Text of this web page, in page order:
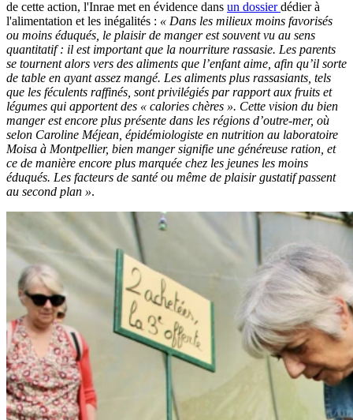
de cette action, l'Inrae met en évidence dans un dossierdédier à
l'alimentation et les inégalités : « Dans les milieux moins favorisés
ou moins éduqués, le plaisir de manger est souvent vu au sens
quantitatif : il est important que la nourriture rassasie. Les parents
se tournent alors vers des aliments que l’enfant aime, afin qu’il sorte
de table en ayant assez mangé. Les aliments plus rassasiants, tels
que les féculents raffinés, sont privilégiés par rapport aux fruits et
légumes qui apportent des « calories chères ». Cette vision du bien
manger est encore plus présente dans les régions d’outre-mer, où
selon Caroline Méjean, épidémiologiste en nutrition au laboratoire
Moisa à Montpellier, bien manger signifie une généreuse ration, et
ce de manière encore plus marquée chez les jeunes les moins
éduqués. Les facteurs de santé ou même de plaisir gustatif passent
au second plan ».